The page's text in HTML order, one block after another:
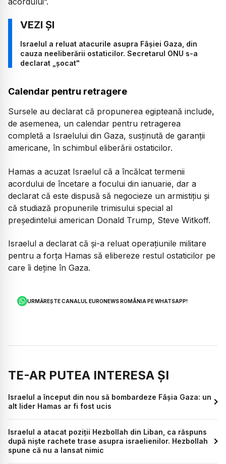
Israelul a reluat atacurile asupra Fâșiei Gaza, din
cauza neeliberării ostaticilor. Secretarul ONU s-a
declarat „șocat"
Calendar pentru retragere
Sursele au declarat că propunerea egipteană include,
de asemenea, un calendar pentru retragerea
completă a Israelului din Gaza, susținută de garanții
americane, în schimbul eliberării ostaticilor.
Hamas a acuzat Israelul că a încălcat termenii
acordului de încetare a focului din ianuarie, dar a
declarat că este dispusă să negocieze un armistițiu și
că studiază propunerile trimisului special al
președintelui american Donald Trump, Steve Witkoff.
Israelul a declarat că și-a reluat operațiunile militare
pentru a forța Hamas să elibereze restul ostaticilor pe
care îi deține în Gaza.
URMĂREȘTE CANALUL EURONEWS ROMÂNIA PE WHATSAPP!
TE-AR PUTEA INTERESA ȘI
Israelul a început din nou să bombardeze Fâșia Gaza: un
alt lider Hamas ar fi fost ucis
Israelul a atacat poziții Hezbollah din Liban, ca răspuns
după niște rachete trase asupra israelienilor. Hezbollah
spune că nu a lansat nimic